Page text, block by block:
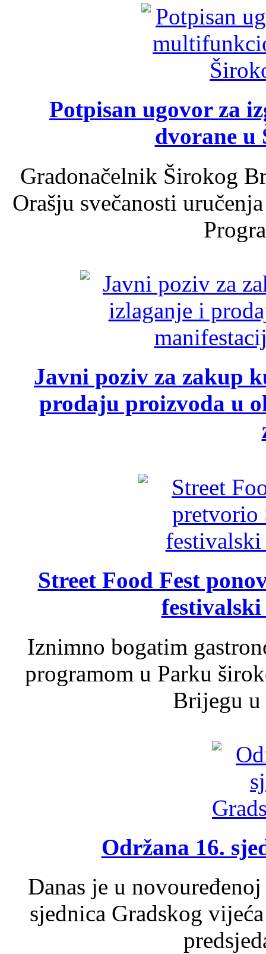
Potpisan ugovor za
dvorane u
Gradonačelnik Širokog
Orašju svečanosti
Javni poziv za zakup
prodaju proizvoda u
Street Food Fest
Iznimno bogatim
programom u Parku
Brijegu u
Održana 16.
Danas je u
sjednica Gradskog